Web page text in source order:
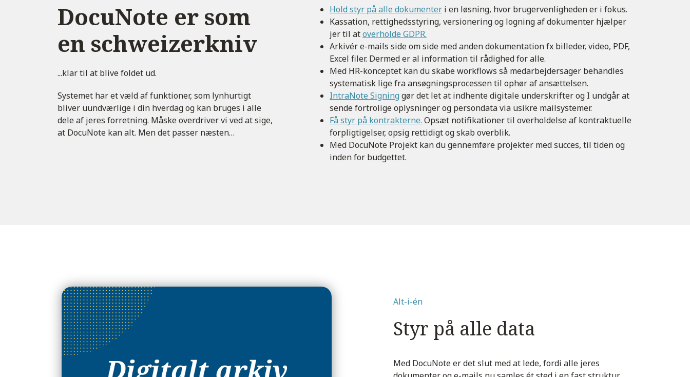
DocuNote er som
en schweizerkniv
...klar til at blive foldet ud.
Systemet har et væld af funktioner, som lynhurtigt
bliver uundværlige i din hverdag og kan bruges i alle
dele af jeres forretning. Måske overdriver vi ved at sige,
at DocuNote kan alt. Men det passer næsten…
Hold styr på alle dokumenter i en løsning, hvor brugervenligheden er i fokus.
Kassation, rettighedsstyring, versionering og logning af dokumenter hjælper
jer til atoverholde GDPR.
Arkivér e-mails side om side med anden dokumentation fx billeder, video, PDF,
Excel filer. Dermed er al information til rådighed for alle.
Med HR-konceptet kan du skabe workflows så medarbejdersager behandles
systematisk lige fra ansøgningsprocessen til ophør af ansættelsen.
IntraNote Signinggør det let at indhente digitale underskrifter og I undgår at
sende fortrolige oplysninger og persondata via usikre mailsystemer.
Få styr på kontrakterne. Opsæt notifikationer til overholdelse af kontraktuelle
forpligtigelser, opsig rettidigt og skab overblik.
Med DocuNote Projekt kan du gennemføre projekter med succes, til tiden og
inden for budgettet.
Alt-i-én
Styr på alle data
Med DocuNote er det slut med at lede, fordi alle jeres